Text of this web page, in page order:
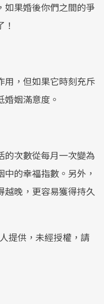
如果婚後你們之間的爭
用，但如果它時刻充斥
姻滿意度。
的次數從每月一次變為
的幸福指數。另外，
越晚，更容易獲得持久
提供，未經授權，請